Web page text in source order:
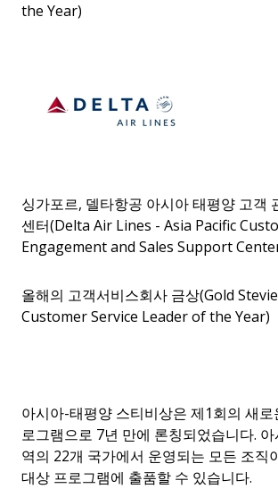
the Year)
싱가포르, 델타항공 아시아 태평양 고객
센터(Delta Air Lines - Asia Pacific
Engagement and Sales Support
올해의 고객서비스회사 금상(Gold
Customer Service Leader of the Year)
아시아-태평양 스티비상은 제1회의 새
로그램으로 7년 만에 론칭되었습니다.
역의 22개 국가에서 운영되는 모든 조직
대상 프로그램에 출품할 수 있습니다.